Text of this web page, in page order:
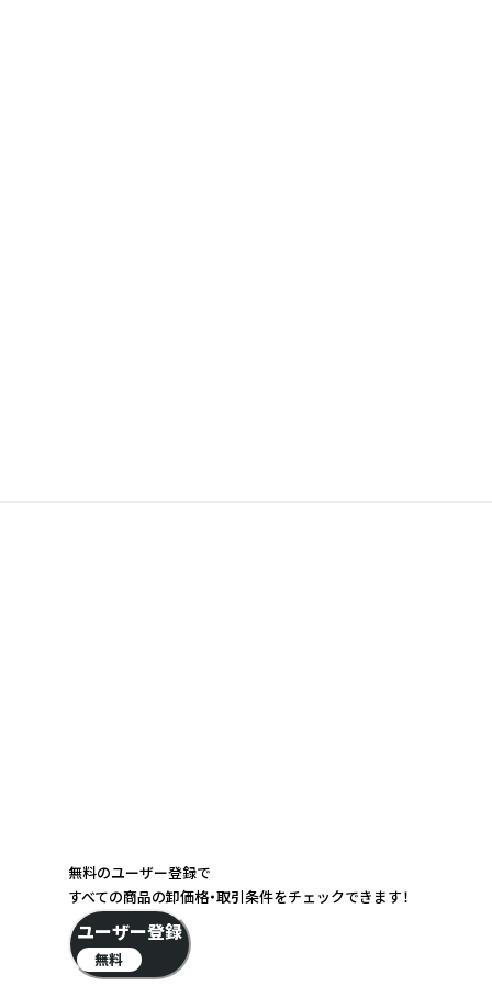
無料のユーザー登録で
すべての商品の卸価格・取引条件をチェックできます！
ユーザー登録
無料